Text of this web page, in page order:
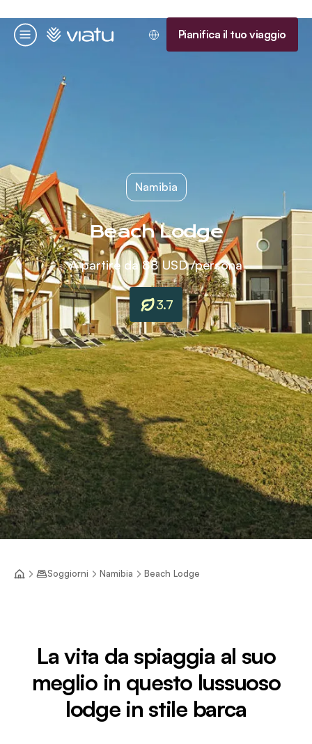
Menu
Homepage Pianifica il tuo viaggio
Namibia
Beach Lodge
A partire da88 USD/persona
3.7
Soggiorni Namibia Beach Lodge
La vita da spiaggia al suo
meglio in questo lussuoso
lodge in stile barca